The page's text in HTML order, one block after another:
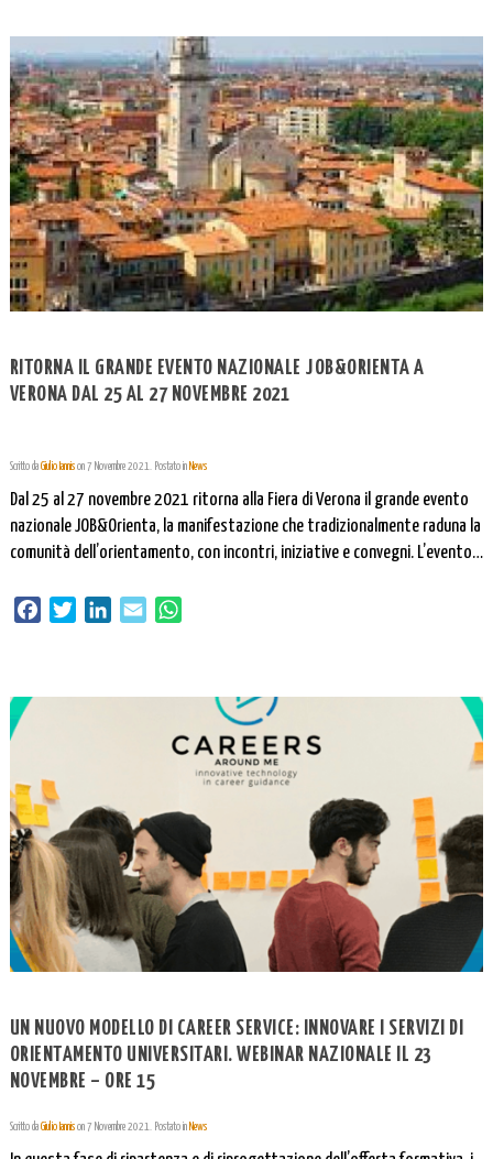
RITORNA IL GRANDE EVENTO NAZIONALE JOB&ORIENTA A
VERONA DAL 25 AL 27 NOVEMBRE 2021
Scritto da Giulio Iannison 7 Novembre 2021. Postato in News
Dal 25 al 27 novembre 2021 ritorna alla Fiera di Verona il grande evento
nazionale JOB&Orienta, la manifestazione che tradizionalmente raduna la
comunità dell’orientamento, con incontri, iniziative e convegni. L’evento
iniziative di aggiornamento per insegnanti e orientatori, ma ci saranno
FacebookTwitter LinkedIn Email
UN NUOVO MODELLO DI CAREER SERVICE: INNOVARE I SERVIZI DI
ORIENTAMENTO UNIVERSITARI. WEBINAR NAZIONALE IL 23
NOVEMBRE – ORE 15
Scritto da Giulio Iannison 7 Novembre 2021. Postato in News